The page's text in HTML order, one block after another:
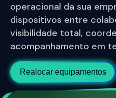
operacional da sua
dispositivos entre
visibilidade total,
acompanhamento em
Realocar equipamentos